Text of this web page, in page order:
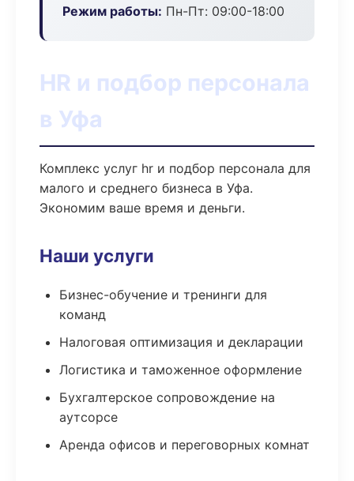
Режим работы: Пн-Пт: 09:00-18:00
HR и подбор персонала
в Уфа
Комплекс услуг hr и подбор персонала для
малого и среднего бизнеса в Уфа.
Экономим ваше время и деньги.
Наши услуги
Бизнес-обучение и тренинги для
команд
Налоговая оптимизация и декларации
Логистика и таможенное оформление
Бухгалтерское сопровождение на
аутсорсе
Аренда офисов и переговорных комнат